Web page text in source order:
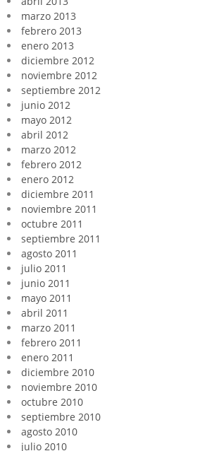
marzo 2013
febrero 2013
enero 2013
diciembre 2012
noviembre 2012
septiembre 2012
junio 2012
mayo 2012
abril 2012
marzo 2012
febrero 2012
enero 2012
diciembre 2011
noviembre 2011
octubre 2011
septiembre 2011
agosto 2011
julio 2011
junio 2011
mayo 2011
abril 2011
marzo 2011
febrero 2011
enero 2011
diciembre 2010
noviembre 2010
octubre 2010
septiembre 2010
agosto 2010
julio 2010